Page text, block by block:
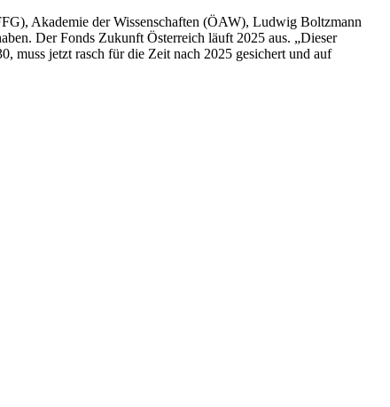
Akademie der Wissenschaften (ÖAW), Ludwig Boltzmann
Der Fonds Zukunft Österreich läuft 2025 aus. „Dieser
muss jetzt rasch für die Zeit nach 2025 gesichert und auf